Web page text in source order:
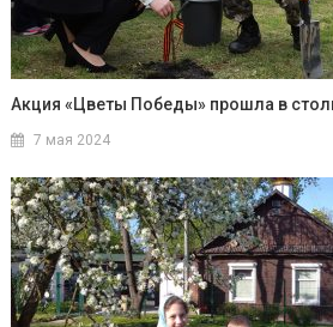
Акция «Цветы Победы» прошла в
7 мая 2024